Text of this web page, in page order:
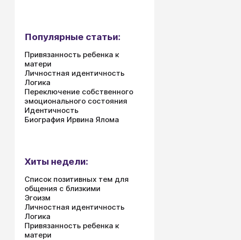
Популярные статьи:
Привязанность ребенка к
матери
Личностная идентичность
Логика
Переключение собственного
эмоционального состояния
Идентичность
Биография Ирвина Ялома
Хиты недели:
Список позитивных тем для
общения с близкими
Эгоизм
Личностная идентичность
Логика
Привязанность ребенка к
матери